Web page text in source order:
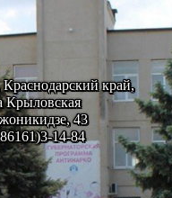
Краснодарский край,
Крыловская
43
14-84